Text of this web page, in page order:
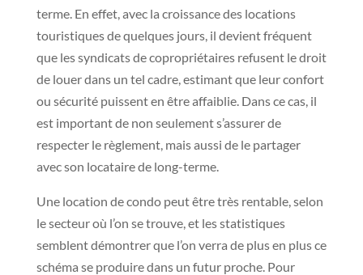
terme. En effet, avec la croissance des locations
touristiques de quelques jours, il devient fréquent
que les syndicats de copropriétaires refusent le droit
de louer dans un tel cadre, estimant que leur confort
ou sécurité puissent en être affaiblie. Dans ce cas, il
est important de non seulement s’assurer de
respecter le règlement, mais aussi de le partager
avec son locataire de long-terme.
Une location de condo peut être très rentable, selon
le secteur où l’on se trouve, et les statistiques
semblent démontrer que l’on verra de plus en plus ce
schéma se produire dans un futur proche. Pour